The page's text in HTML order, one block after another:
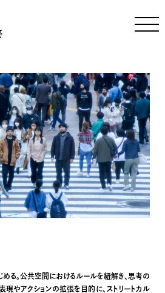
る。公共空間におけるルールを紐解き、思考の
現やアクションの拡張を目的に、ストリートカル